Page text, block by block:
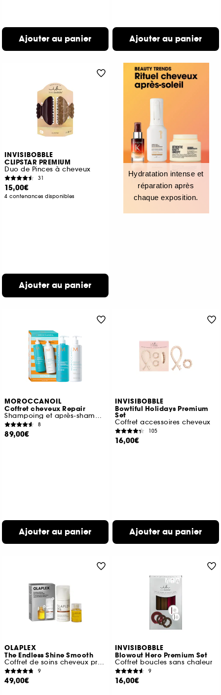
Ajouter au panier Ajouter au panier
INVISIBOBBLE
CLIPSTAR PREMIUM
Duo de Pinces à cheveux
31
15,00€
4 contenances disponibles
Ajouter au panier
Hydratation intense et
réparation après
chaque exposition.
MOROCCANOIL
Coffret cheveux Repair
Shampoing et après-shampoing réparation
8
89,00€
Ajouter au panier
INVISIBOBBLE
Bowtiful Holidays Premium
Set
Coffret accessoires cheveux
105
16,00€
Ajouter au panier
OLAPLEX
The Endless Shine Smooth
Coffret de soins cheveux protection et brillance
9
49,00€
INVISIBOBBLE
Blowout Hero Premium Set
Coffret boucles sans chaleur
9
16,00€